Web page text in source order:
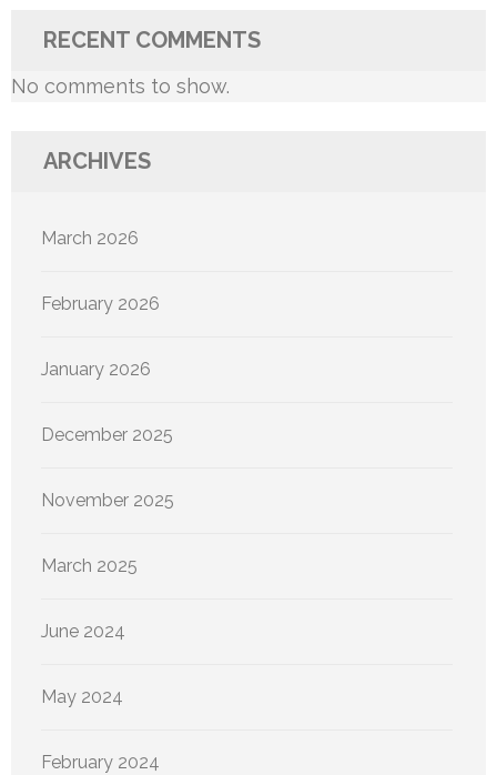
RECENT COMMENTS
No comments to show.
ARCHIVES
March 2026
February 2026
January 2026
December 2025
November 2025
March 2025
June 2024
May 2024
February 2024